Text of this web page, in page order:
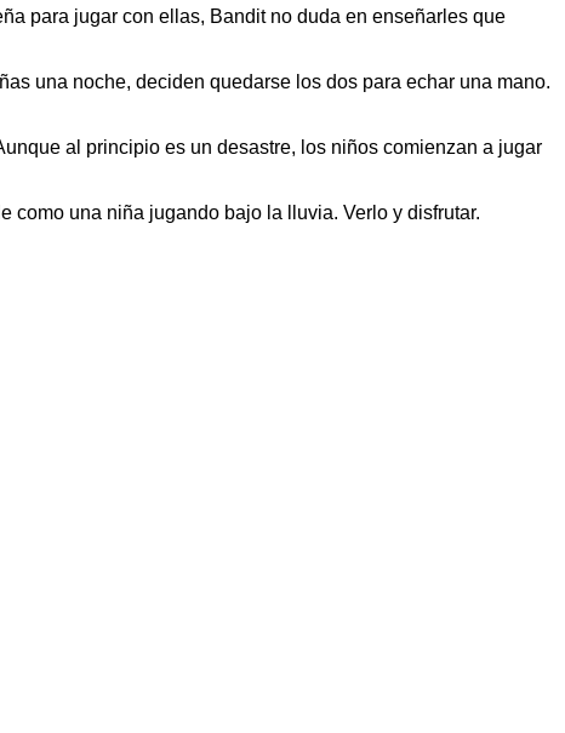
para jugar con ellas, Bandit no duda en enseñarles que
una noche, deciden quedarse los dos para echar una mano.
al principio es un desastre, los niños comienzan a jugar
como una niña jugando bajo la lluvia. Verlo y disfrutar.